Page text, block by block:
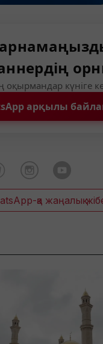
оқырмандар күніге
арқылы
қа жаңалық